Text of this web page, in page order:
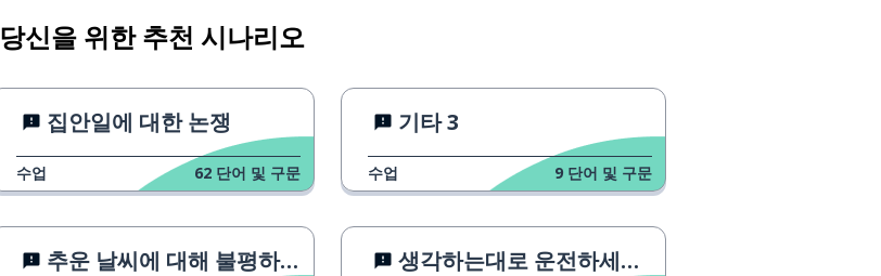
당신을 위한 추천 시나리오
집안일에 대한 논쟁
수업 62 단어 및 구문
기타 3
수업 9 단어 및 구문
추운 날씨에 대해 불평하기 생각하는대로 운전하세요 - TV 광고